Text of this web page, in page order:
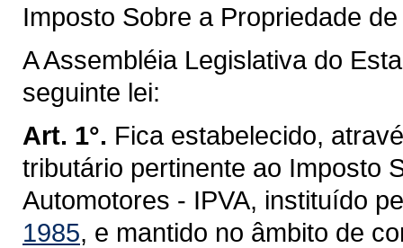
Imposto Sobre a Propriedade
A Assembléia Legislativa do
seguinte lei:
Art. 1°. Fica estabelecido,
tributário pertinente ao Imposto
Automotores - IPVA, instituído
1985, e mantido no âmbito de